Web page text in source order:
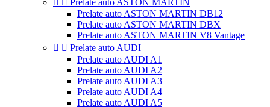
  Prelate auto ASTON MARTIN
Prelate auto ASTON MARTIN DB12
Prelate auto ASTON MARTIN DBX
Prelate auto ASTON MARTIN V8 Vantage
  Prelate auto AUDI
Prelate auto AUDI A1
Prelate auto AUDI A2
Prelate auto AUDI A3
Prelate auto AUDI A4
Prelate auto AUDI A5